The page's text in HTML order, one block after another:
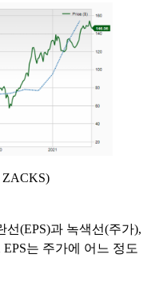
ZACKS)
(EPS)과 녹색선(주가),
는 주가에 어느 정도